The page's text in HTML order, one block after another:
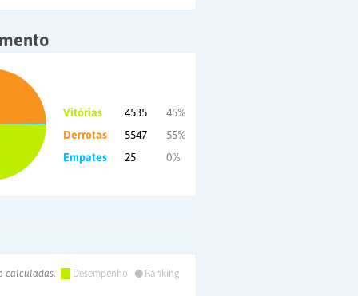
Vitórias 4535
45%
Derrotas
5547
55%
Empates
25 0%
calculadas. Desempenho •
Ranking